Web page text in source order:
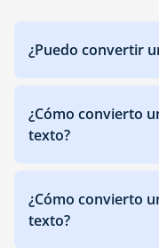
‎¿Puedo convertir
‎¿Cómo convierto
texto?
‎¿Cómo convierto
texto?